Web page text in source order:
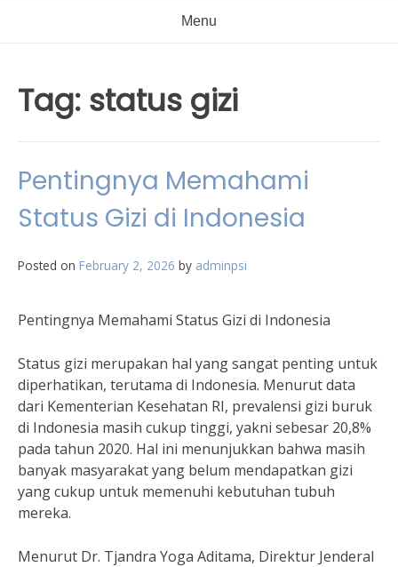
Menu
Tag: status gizi
Pentingnya Memahami
Status Gizi di Indonesia
Posted on February 2, 2026 by adminpsi
Pentingnya Memahami Status Gizi di Indonesia
Status gizi merupakan hal yang sangat penting untuk
diperhatikan, terutama di Indonesia. Menurut data
dari Kementerian Kesehatan RI, prevalensi gizi buruk
di Indonesia masih cukup tinggi, yakni sebesar 20,8%
pada tahun 2020. Hal ini menunjukkan bahwa masih
banyak masyarakat yang belum mendapatkan gizi
yang cukup untuk memenuhi kebutuhan tubuh
mereka.
Menurut Dr. Tjandra Yoga Aditama, Direktur Jenderal